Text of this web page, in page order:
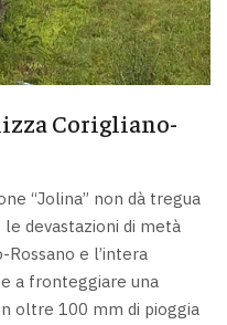
Corigliano-
“Jolina” non dà tregua
devastazioni di metà
e l’intera
a fronteggiare una
oltre 100 mm di pioggia